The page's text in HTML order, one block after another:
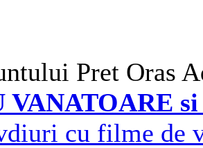
Pret Oras
VANATOARE
cu filme de